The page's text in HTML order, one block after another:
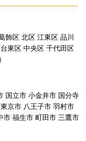
飾区 北区 江東区 品川
東区 中央区 千代田区
国立市 小金井市 国分寺
京市 八王子市 羽村市
市 福生市 町田市 三鷹市